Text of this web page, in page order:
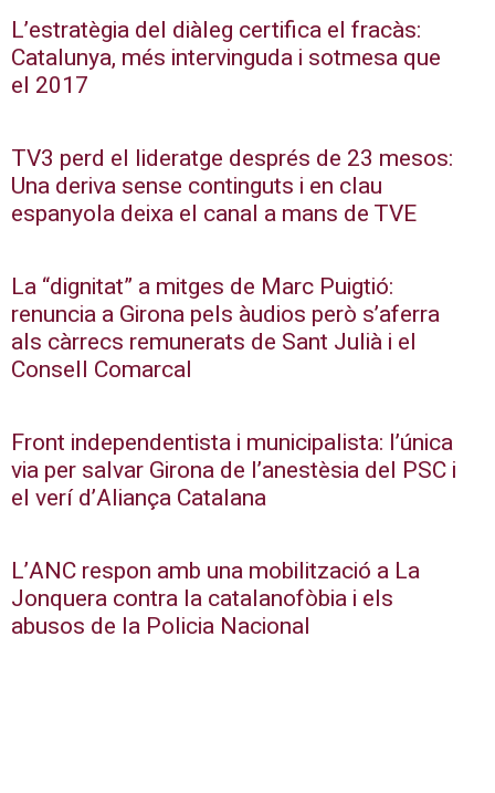
L’estratègia del diàleg certifica el fracàs:
Catalunya, més intervinguda i sotmesa que
el 2017
TV3 perd el lideratge després de 23 mesos:
Una deriva sense continguts i en clau
espanyola deixa el canal a mans de TVE
La “dignitat” a mitges de Marc Puigtió:
renuncia a Girona pels àudios però s’aferra
als càrrecs remunerats de Sant Julià i el
Consell Comarcal
Front independentista i municipalista: l’única
via per salvar Girona de l’anestèsia del PSC i
el verí d’Aliança Catalana
L’ANC respon amb una mobilització a La
Jonquera contra la catalanofòbia i els
abusos de la Policia Nacional